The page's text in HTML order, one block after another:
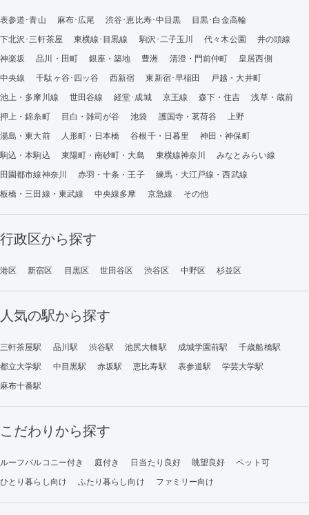
表参道･青山 麻布･広尾 渋谷･恵比寿･中目黒
目黒･白金高輪
下北沢･三軒茶屋
東横線･目黒線 駒沢･二子玉川 代々木公園
井の頭線
神楽坂
品川・田町 銀座・築地 豊洲 清澄・門前仲町
皇居西側
中央線
千駄ヶ谷･四ッ谷 西新宿 東新宿･早稲田
戸越・大井町
池上・多摩川線
世田谷線 経堂･成城 京王線 森下・住吉
浅草・蔵前
押上・錦糸町
目白・雑司が谷 池袋 護国寺・茗荷谷
上野
湯島・東大前
人形町・日本橋 谷根千・日暮里
神田・神保町
駒込・本駒込
東陽町・南砂町・大島 東横線神奈川
みなとみらい線
田園都市線神奈川
赤羽・十条・王子
練馬・大江戸線・西武線
板橋・三田線・東武線
中央線多摩 京急線 その他
行政区から探す
港区 新宿区 目黒区 世田谷区 渋谷区 中野区 杉並区
人気の駅から探す
三軒茶屋駅 品川駅 渋谷駅 池尻大橋駅 成城学園前駅
千歳船橋駅
都立大学駅
中目黒駅 赤坂駅 恵比寿駅 表参道駅
学芸大学駅
麻布十番駅
こだわりから探す
ルーフバルコニー付き 庭付き 日当たり良好 眺望良好
ペット可
ひとり暮らし向け
ふたり暮らし向け ファミリー向け